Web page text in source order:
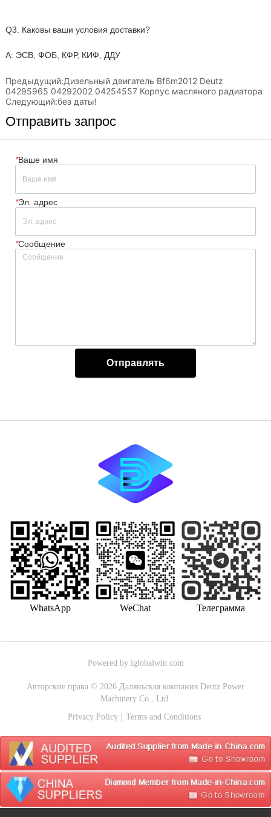
Предыдущий:Дизельный двигатель Bf6m2012 Deutz
04295965 04292002 04254557 Корпус масляного радиатора
Следующий:без даты!
Отправить запрос
*Ваше имя
*Эл. адрес
*Сообщение
Отправлять
WhatsApp WeChat Телеграмма
Powered by iglobalwin.com
Авторские права © 2026 Даляньская компания Deutz Power
Machinery Co., Ltd.
Privacy Policy
Terms and Conditions